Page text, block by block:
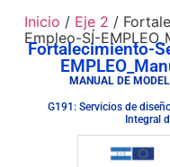
Inicio / Eje 2 /
Empleo-SÍ-
Fortalecimiento-
MANUAL DE
G191: Servicios de
Integral